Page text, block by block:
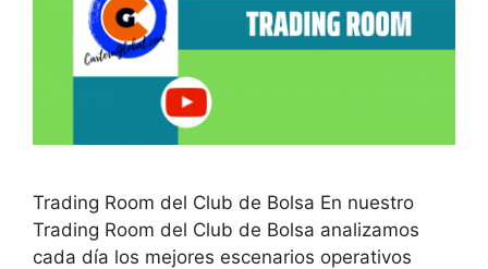
Trading Room del Club de Bolsa En nuestro
Trading Room del Club de Bolsa analizamos
cada día los mejores escenarios operativos